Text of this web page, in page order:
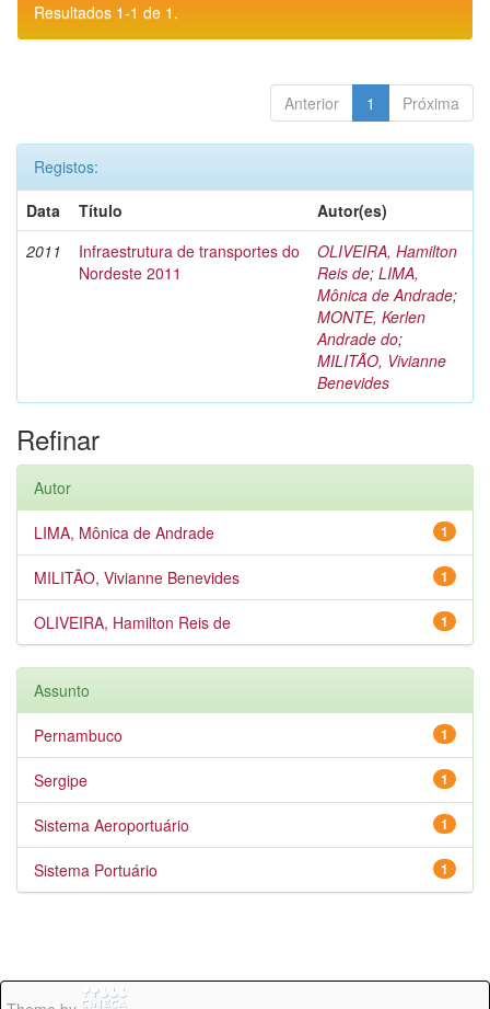
Resultados 1-1 de 1.
Anterior 1 Próxima
Registos:
Data
Título
Autor(es)
2011
Infraestrutura de transportes do
Nordeste 2011
OLIVEIRA, Hamilton
Reis de; LIMA,
Mônica de Andrade;
MONTE, Kerlen
Andrade do;
MILITÃO, Vivianne
Benevides
Refinar
Autor
1
LIMA, Mônica de Andrade
1
MILITÃO, Vivianne Benevides
1
OLIVEIRA, Hamilton Reis de
Assunto
1
Pernambuco
1
Sergipe
1
Sistema Aeroportuário
1
Sistema Portuário